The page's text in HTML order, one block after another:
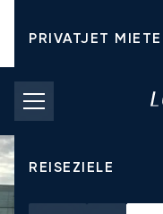
PRIVATJET
CHARTERPREISE
PRIVATJETS
REISEZIELE